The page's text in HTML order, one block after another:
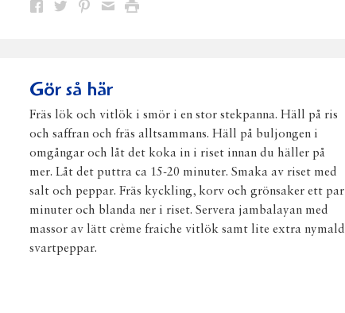
Dela Dela Dela DelaSkriv
Gör så här
Fräs lök och vitlök i smör i en stor stekpanna. Häll på ris
och saffran och fräs alltsammans. Häll på buljongen i
omgångar och låt det koka in i riset innan du häller på
mer. Låt det puttra ca 15-20 minuter. Smaka av riset med
salt och peppar. Fräs kyckling, korv och grönsaker ett par
minuter och blanda ner i riset. Servera jambalayan med
massor av lätt crème fraiche vitlök samt lite extra nymald
svartpeppar.